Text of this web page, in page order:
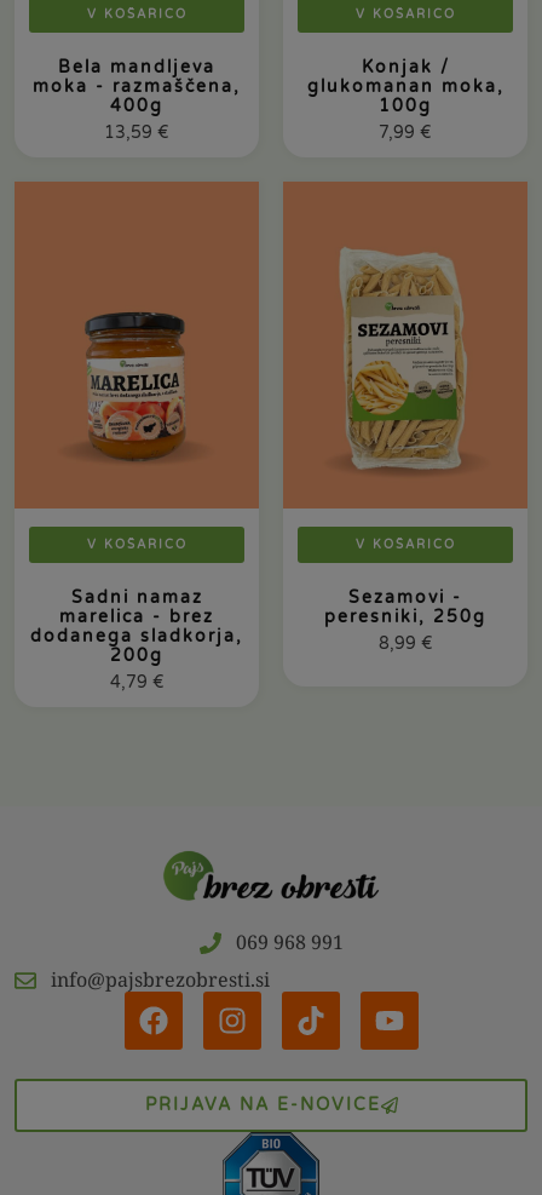
V KOŠARICO
Bela mandljeva
moka - razmaščena,
400g
13,59 €
V KOŠARICO
Konjak /
glukomanan moka,
100g
7,99 €
V KOŠARICO
Sadni namaz
marelica - brez
dodanega sladkorja,
200g
4,79 €
V KOŠARICO
Sezamovi -
peresniki, 250g
8,99 €
069 968 991
info@pajsbrezobresti.si
PRIJAVA NA E-NOVICE